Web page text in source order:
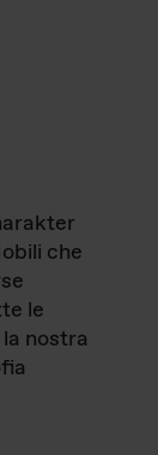
che
le
nostra